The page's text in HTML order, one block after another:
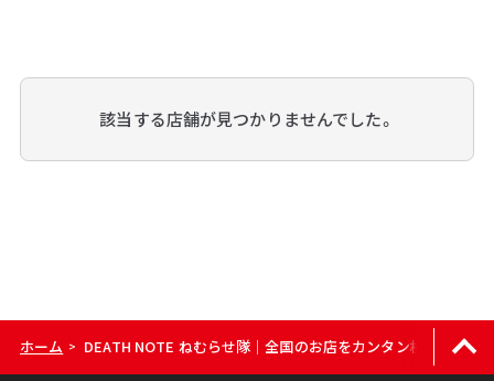
該当する店舗が見つかりませんでした。
ホーム > DEATH NOTE ねむらせ隊｜全国のお店をカンタン検索